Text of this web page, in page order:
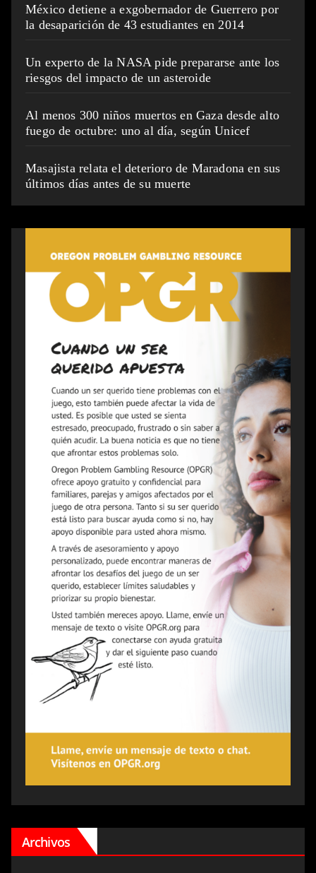
México detiene a exgobernador de Guerrero por
la desaparición de 43 estudiantes en 2014
Un experto de la NASA pide prepararse ante los
riesgos del impacto de un asteroide
Al menos 300 niños muertos en Gaza desde alto
fuego de octubre: uno al día, según Unicef
Masajista relata el deterioro de Maradona en sus
últimos días antes de su muerte
Archivos